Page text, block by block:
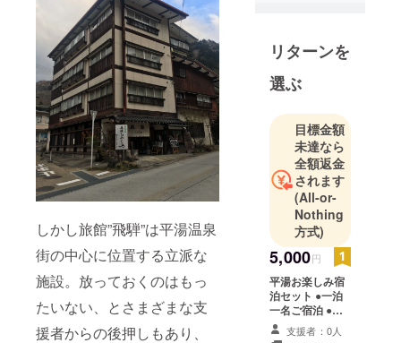
しかし旅館”飛騨”は平湯温泉
街の中心に位置する立派な
施設。放っておくのはもっ
たいない、とさまざまな支
援者からの後押しもあり、
元・・・旧
騨”（法人設
同会社フラ
イトップ）
所在地：
岐阜県高山
市奥飛騨温
泉郷平湯６
６２
■経営・企
画・・・
SOSENINTE
RNATIONAL
リターンを
選ぶ
目標金額
未達なら
全額返金
されます
(All-or-
Nothing
方式)
5,000円
平湯お楽しみ宿
泊セット ●一泊
一名ご宿泊 ●朝
食サービス ●平
湯温泉入浴チ
支援者：0人